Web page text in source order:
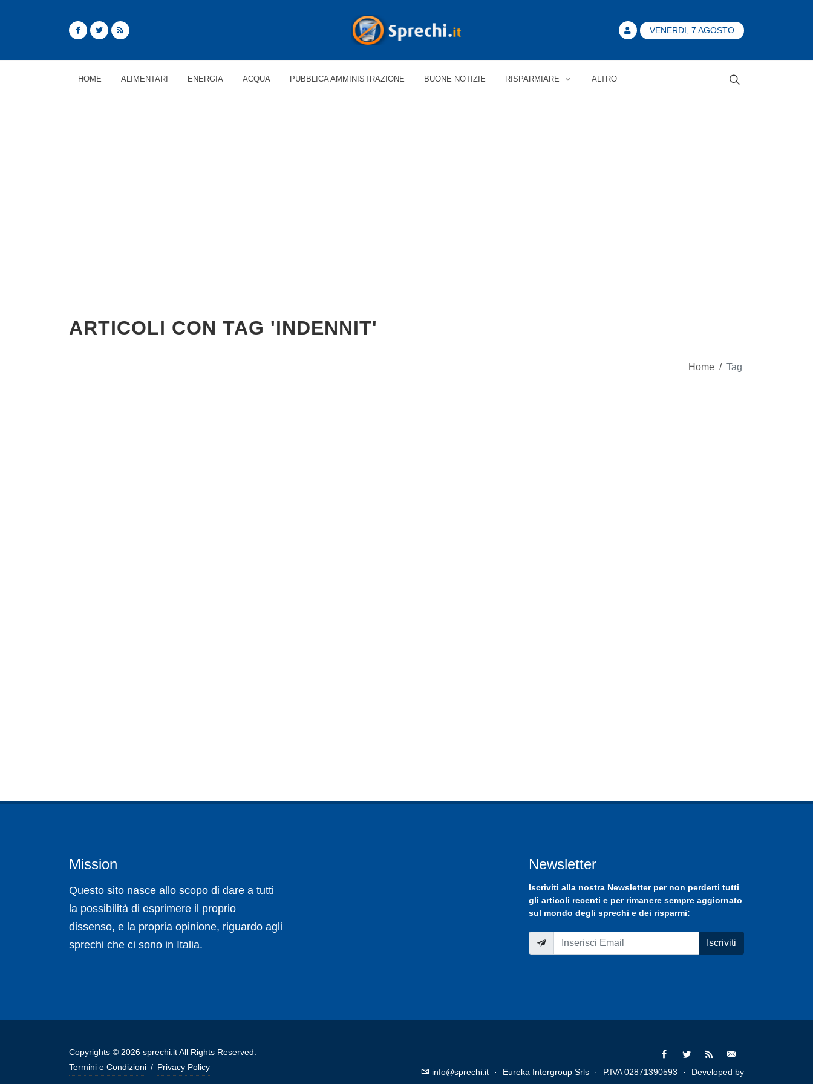
VENERDI, 7 AGOSTO
HOME ALIMENTARI ENERGIA ACQUA PUBBLICA AMMINISTRAZIONE BUONE NOTIZIE RISPARMIARE ALTRO
ARTICOLI CON TAG 'INDENNIT'
Home / Tag
Mission
Questo sito nasce allo scopo di dare a tutti
la possibilità di esprimere il proprio
dissenso, e la propria opinione, riguardo agli
sprechi che ci sono in Italia.
Newsletter
Iscriviti alla nostra Newsletterper non perderti tutti
gli articoli recenti e per rimanere sempre aggiornato
sul mondo degli sprechi e dei risparmi:
Iscriviti
Copyrights © 2026 sprechi.it All Rights Reserved.
Termini e Condizioni / Privacy Policy info@sprechi.it · Eureka Intergroup Srls · P.IVA 02871390593 ·
Developed by